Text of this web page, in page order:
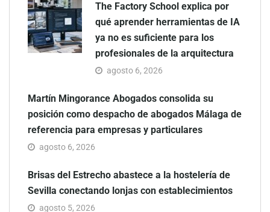
The Factory School explica por
qué aprender herramientas de IA
ya no es suficiente para los
profesionales de la arquitectura
agosto 6, 2026
Martín Mingorance Abogados consolida su
posición como despacho de abogados Málaga de
referencia para empresas y particulares
agosto 6, 2026
Brisas del Estrecho abastece a la hostelería de
Sevilla conectando lonjas con establecimientos
agosto 5, 2026